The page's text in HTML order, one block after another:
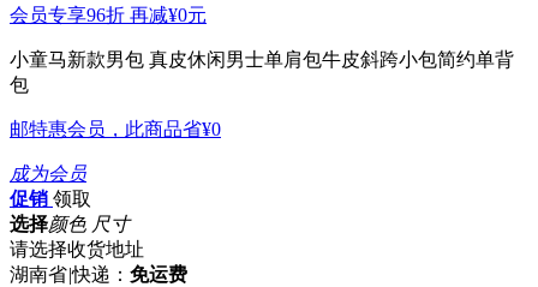
会员专享96折 再减¥0元
小童马新款男包 真皮休闲男士单肩包牛皮斜跨小包简约单背
包
邮特惠会员，此商品省¥0
成为会员
促销 领取
选择颜色 尺寸
请选择收货地址
湖南省|快递： 免运费